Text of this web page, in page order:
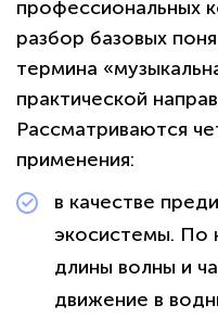
профессиональных
разбор базовых
термина
практической
Рассматриваются
применения:
в качестве
экосистемы. По
длины волны и
движение в